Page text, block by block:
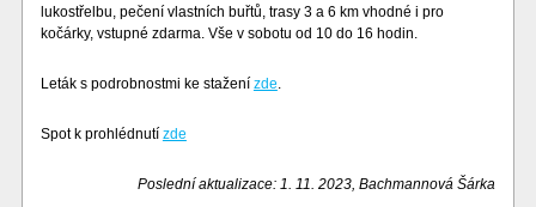
lukostřelbu, pečení vlastních buřtů, trasy 3 a 6 km vhodné i pro
kočárky, vstupné zdarma. Vše v sobotu od 10 do 16 hodin.
Leták s podrobnostmi ke stažení zde.
Spot k prohlédnutí zde
Poslední aktualizace: 1. 11. 2023, Bachmannová Šárka